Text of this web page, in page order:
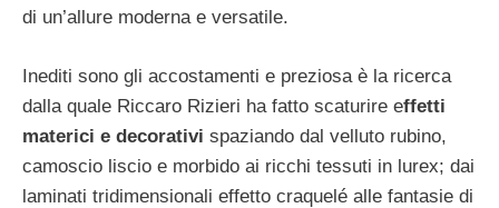
di un’allure moderna e versatile.
Inediti sono gli accostamenti e preziosa è la ricerca
dalla quale Riccaro Rizieri ha fatto scaturire effetti
materici e decorativi spaziando dal velluto rubino,
camoscio liscio e morbido ai ricchi tessuti in lurex; dai
laminati tridimensionali effetto craquelé alle fantasie di